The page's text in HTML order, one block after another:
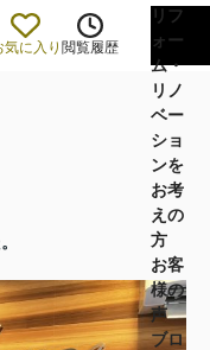
気に入り 閲覧履歴
リフ
ォー
ム・
リノ
ベー
ショ
ンを
お考
えの
方
お客
様の
声
ブロ